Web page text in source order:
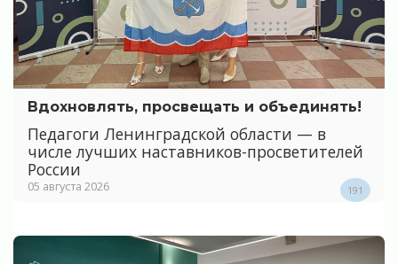
Вдохновлять, просвещать и объединять!
Педагоги Ленинградской области — в
числе лучших наставников-просветителей
России
05 августа 2026 191